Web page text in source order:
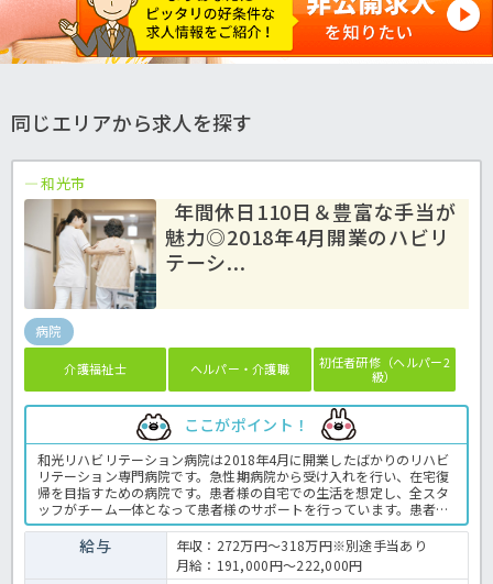
同じエリアから求人を探す
和光市
年間休日110日＆豊富な手当が
魅力◎2018年4月開業のハビリ
テーシ...
病院
介護福祉士 ヘルパー・介護職
初任者研修（ヘルパー2
級）
ここがポイント！
和光リハビリテーション病院は2018年4月に開業したばかりのリハビ
リテーション専門病院です。急性期病院から受け入れを行い、在宅復
帰を目指すための病院です。患者様の自宅での生活を想定し、全スタ
ッフがチーム一体となって患者様のサポートを行っています。患者さ
まだけでなく職員の働きやすい環境がしっかり整っているのが魅力♬
年間休日は110日、残業時間も少な目！各種手当も豊富にご用意◎経
験や資格問わずご応募OKな求人です。 ご興味をお持ちの方はお気軽
にほっ介護までお問合せ下さいね！たくさんのお問い合わせお待ちし
給与
年収：272万円～318万円※別途手当あり
月給：191,000円～222,000円